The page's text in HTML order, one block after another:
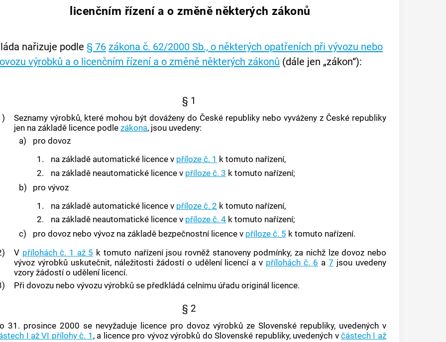
licenčním řízení a o změně některých zákonů
nařizuje podle § 76 zákona č. 62/2000 Sb., o některých opatřeních při vývozu nebo
výrobků a o licenčním řízení a o změně některých zákonů (dále jen „zákon“):
§ 1
Seznamy výrobků, které mohou být dováženy do České republiky nebo vyváženy z České republiky
jen na základě licence podle zákona, jsou uvedeny:
a)
pro dovoz
1.
na základě automatické licence v příloze č. 1 k tomuto nařízení,
2.
na základě neautomatické licence v příloze č. 3 k tomuto nařízení;
b)
pro vývoz
1.
na základě automatické licence v příloze č. 2 k tomuto nařízení,
2.
na základě neautomatické licence v příloze č. 4 k tomuto nařízení;
c)
pro dovoznebo vývoz na základě bezpečnostní licencev příloze č. 5 k tomuto nařízení.
V přílohách č. 1 až 5 k tomuto nařízení jsou rovněž stanoveny podmínky, za nichž lzedovoz nebo
vývoz výrobků uskutečnit, náležitosti žádostí o udělení licencí a v přílohách č. 6 a7 jsou uvedeny
vzory žádostí o udělení licencí.
Při dovozunebo vývozu výrobků se předkládá celnímu úřadu originál licence.
§ 2
31. prosince 2000 se nevyžaduje licence pro dovozvýrobků ze Slovenské republiky, uvedených v
I až VI přílohy č. 1 , a licence pro vývoz výrobků do Slovenské republiky, uvedených v částech I až